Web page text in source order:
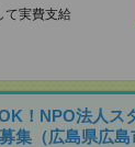
て実費支給
！NPO法人ス
集（広島県広島